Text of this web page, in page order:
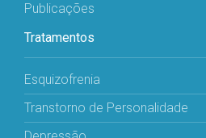
Publicações
Tratamentos
Esquizofrenia
Transtorno de Personalidade